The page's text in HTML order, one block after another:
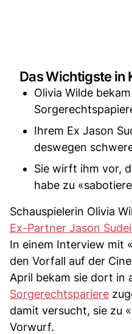
Das Wichtigste in
Olivia Wilde
Ihrem Ex Jason
deswegen
Sie wirft ihm vor,
habe zu
Schauspielerin Olivia
Ex-Partner Jason
In einem Interview mit
den Vorfall auf der
April bekam sie dort in
Sorgerechtspariere
damit versucht, sie zu
Vorwurf.